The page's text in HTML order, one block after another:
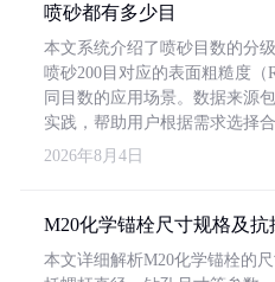
喷砂都有多少目
本文系统介绍了喷砂目数的分
喷砂200目对应的表面粗糙度（
同目数的应用场景。数据来源
实践，帮助用户根据需求选择
2026年8月4日
M20化学锚栓尺寸规格及
本文详细解析M20化学锚栓的